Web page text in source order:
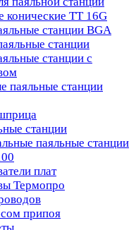
конические TT 16G
станции BGA
станции
станции с
паяльные станции
станции
паяльные станции
плат
Термопро
припоя